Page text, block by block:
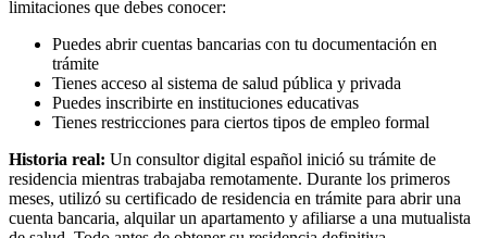
limitaciones que debes conocer:
Puedes abrir cuentas bancarias con tu documentación en
trámite
Tienes acceso al sistema de salud pública y privada
Puedes inscribirte en instituciones educativas
Tienes restricciones para ciertos tipos de empleo formal
Historia real: Un consultor digital español inició su trámite de
residencia mientras trabajaba remotamente. Durante los primeros
meses, utilizó su certificado de residencia en trámite para abrir una
cuenta bancaria, alquilar un apartamento y afiliarse a una mutualista